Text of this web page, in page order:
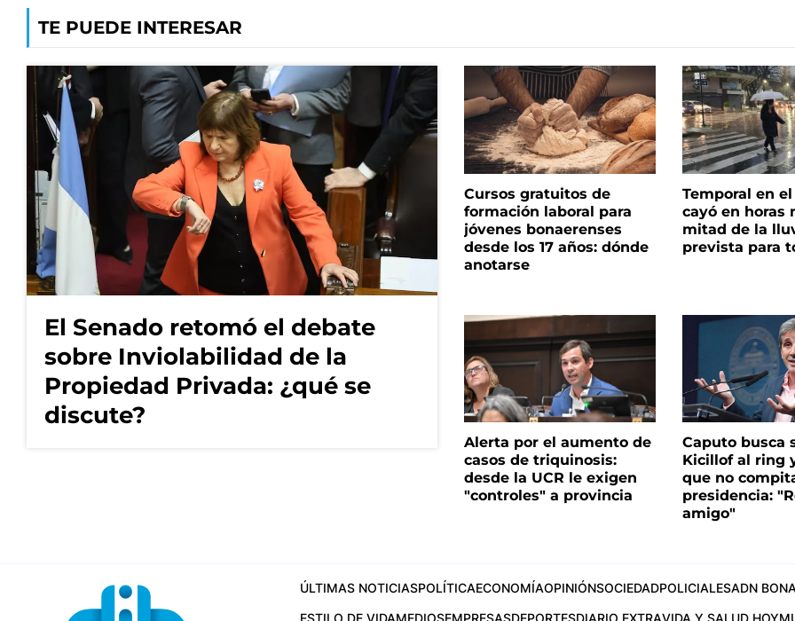
TE PUEDE INTERESAR
El Senado retomó el debate
sobre Inviolabilidad de la
Propiedad Privada: ¿qué se
discute?
Cursos gratuitos de
formación laboral para
jóvenes bonaerenses
desde los 17 años: dónde
anotarse
Temporal en el
cayó en horas
mitad de la
prevista para
Alerta por el aumento de
casos de triquinosis:
desde la UCR le exigen
"controles" a provincia
Caputo busca
Kicillof al ring
que no
presidencia:
amigo"
ÚLTIMAS NOTICIASPOLÍTICAECONOMÍAOPINIÓNSOCIEDADPOLICIALESADN
ESTILO DE VIDAMEDIOSEMPRESASDEPORTESDIARIO EXTRAVIDA Y SALUD HOY